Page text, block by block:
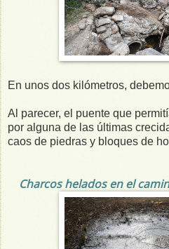
En unos dos kilómetros,
Al parecer, el puente que
por alguna de las últimas
caos de piedras y bloques de
Charcos helados en el